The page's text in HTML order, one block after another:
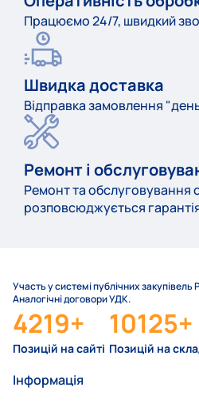
Працюємо 24/7, швидкий
Швидка доставка
Відправка замовлення
Ремонт і
Ремонт та обслуговування
розповсюджується
Участь у системі публічних закупівель
Аналогічні договори УДК.
10125+
Позицій на
4219+
Позицій на сайті
Інформація